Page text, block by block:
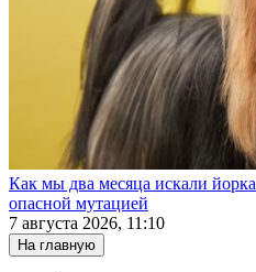
Как мы два месяца искали
опасной мутацией
7 августа 2026, 11:10
На главную